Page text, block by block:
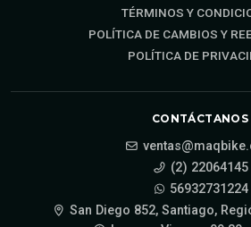
TÉRMINOS Y
POLÍTICA DE CAMBIOS Y
POLÍTICA DE
CONTÁCTANOS
(2) 22064145
56932731224
San Diego 852, Santiago,